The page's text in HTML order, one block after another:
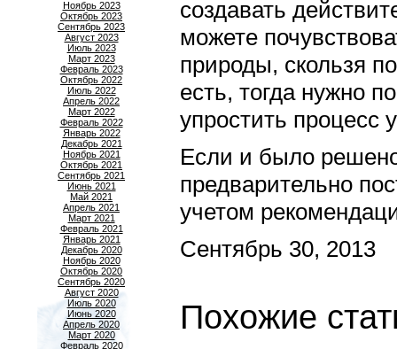
Ноябрь 2023
Октябрь 2023
Сентябрь 2023
Август 2023
Июль 2023
Март 2023
Февраль 2023
Октябрь 2022
Июль 2022
Апрель 2022
Март 2022
Февраль 2022
Январь 2022
Декабрь 2021
Ноябрь 2021
Октябрь 2021
Сентябрь 2021
Июнь 2021
Май 2021
Апрель 2021
Март 2021
Февраль 2021
Январь 2021
Декабрь 2020
Ноябрь 2020
Октябрь 2020
Сентябрь 2020
Август 2020
Июль 2020
Июнь 2020
Апрель 2020
Март 2020
Февраль 2020
создавать
можете
природы, скользя
есть, тогда нужно
упростить процесс
Если и было
предварительно
учетом
Сентябрь 30, 2013
Похожие